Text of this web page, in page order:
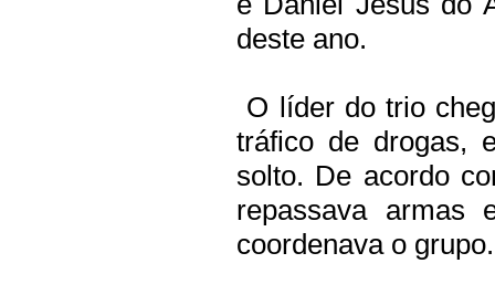
deste ano.
O líder do trio
tráfico de drogas,
solto. De acordo
repassava armas
coordenava o grupo.